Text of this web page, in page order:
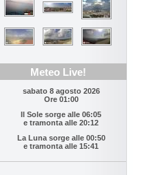
Meteo Live!
sabato 8 agosto 2026
Ore 01:00
Il Sole sorge alle 06:05
e tramonta alle 20:12
La Luna sorge alle 00:50
e tramonta alle 15:41